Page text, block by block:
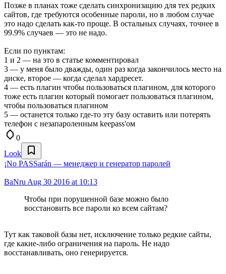
Позже в планах тоже сделать синхронизацию для тех редких
сайтов, где требуются особенные пароли, но в любом случае
это надо сделать как-то проще. В остальных случаях, точнее в
99.9% случаев — это не надо.
Если по пунктам:
1 и 2 — на это в статье комментировал
3 — у меня было дважды, один раз когда закончилось место на
диске, второе — когда сделал хардресет.
4 — есть плагин чтобы пользоваться плагином, для которого
тоже есть плагин который помогает пользоваться плагином,
чтобы пользоваться плагином
5 — останется только где-то эту базу оставить или потерять
телефон с незапароленным keepass'ом
0
Look
¡No PASSarán — менеджер и генератор паролей
BaNru Aug 30 2016 at 10:13
Чтобы при порушенной базе можно было
восстановить все пароли ко всем сайтам?
Тут как таковой базы нет, исключение только редкие сайты,
где какие-либо ограничения на пароль. Не надо
восстанавливать, оно генерируется.